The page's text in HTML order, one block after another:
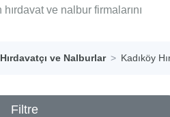
ve nalbur firmalarını
ve Nalburlar Kadıköy
Filtre